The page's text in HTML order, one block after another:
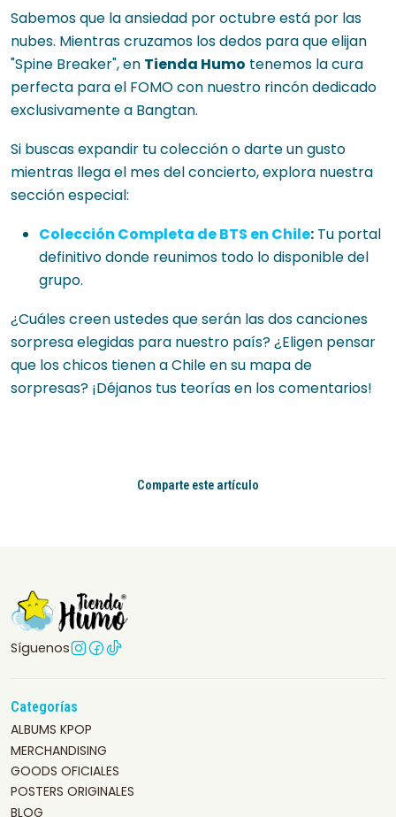
Sabemos que la ansiedad por octubre está por las
nubes. Mientras cruzamos los dedos para que elijan
"Spine Breaker", en Tienda Humo tenemos la cura
perfecta para el FOMO con nuestro rincón dedicado
exclusivamente a Bangtan.
Si buscas expandir tu colección o darte un gusto
mientras llega el mes del concierto, explora nuestra
sección especial:
Colección Completa de BTS en Chile: Tu portal
definitivo donde reunimos todo lo disponible del
grupo.
¿Cuáles creen ustedes que serán las dos canciones
sorpresa elegidas para nuestro país? ¿Eligen pensar
que los chicos tienen a Chile en su mapa de
sorpresas? ¡Déjanos tus teorías en los comentarios!
Comparte este artículo
Síguenos
Categorías
ALBUMS KPOP
MERCHANDISING
GOODS OFICIALES
POSTERS ORIGINALES
BLOG